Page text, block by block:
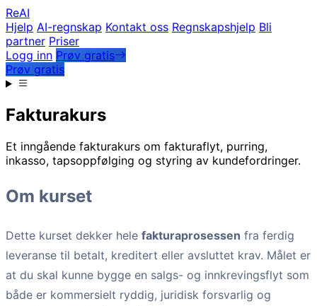
ReAI
Hjelp AI-regnskap Kontakt oss Regnskapshjelp Bli
partner Priser
Logg inn Prøv gratis
Prøv gratis
Fakturakurs
Et inngående fakturakurs om fakturaflyt, purring,
inkasso, tapsoppfølging og styring av kundefordringer.
Om kurset
Dette kurset dekker hele fakturaprosessen fra ferdig
leveranse til betalt, kreditert eller avsluttet krav. Målet er
at du skal kunne bygge en salgs- og innkrevingsflyt som
både er kommersielt ryddig, juridisk forsvarlig og